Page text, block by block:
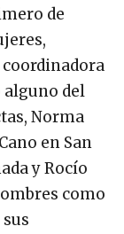
de
del
Norma
en San
y Rocío
como